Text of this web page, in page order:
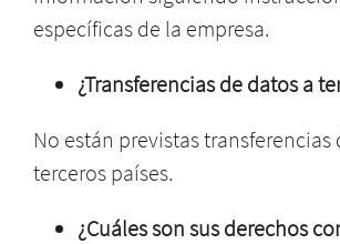
específicas de la empresa.
¿Transferencias de datos a
No están previstas transferencias
terceros países.
¿Cuáles son sus derechos